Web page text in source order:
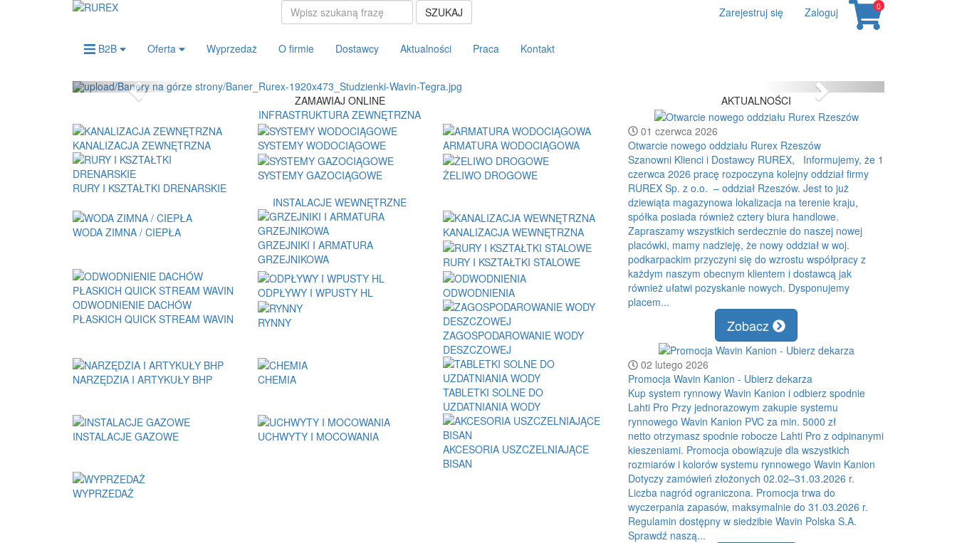
SZUKAJ 0
Zarejestruj się Zaloguj
B2B Oferta Wyprzedaż O firmie Dostawcy Aktualności Praca Kontakt
Previous Next
ZAMAWIAJ ONLINE
INFRASTRUKTURA ZEWNĘTRZNA
KANALIZACJA ZEWNĘTRZNA SYSTEMY WODOCIĄGOWE ARMATURA WODOCIĄGOWA
RURY I KSZTAŁTKI DRENARSKIE
SYSTEMY GAZOCIĄGOWE
ŻELIWO DROGOWE
INSTALACJE WEWNĘTRZNE
WODA ZIMNA / CIEPŁA
GRZEJNIKI I ARMATURA
GRZEJNIKOWA
KANALIZACJA WEWNĘTRZNA
RURY I KSZTAŁTKI STALOWE
ODWODNIENIE DACHÓW
PŁASKICH QUICK STREAM WAVIN
ODPŁYWY I WPUSTY HL ODWODNIENIA
RYNNY
ZAGOSPODAROWANIE WODY
DESZCZOWEJ
NARZĘDZIA I ARTYKUŁY BHP
CHEMIA
TABLETKI SOLNE DO
UZDATNIANIA WODY
INSTALACJE GAZOWE
UCHWYTY I MOCOWANIA
AKCESORIA USZCZELNIAJĄCE
BISAN
WYPRZEDAŻ
AKTUALNOŚCI
01 czerwca 2026
Otwarcie nowego oddziału Rurex Rzeszów
Szanowni Klienci i Dostawcy RUREX, Informujemy, że 1
czerwca 2026 pracę rozpoczyna kolejny oddział firmy
RUREX Sp. z o.o. – oddział Rzeszów. Jest to już
dziewiąta magazynowa lokalizacja na terenie kraju,
spółka posiada również cztery biura handlowe.
Zapraszamy wszystkich serdecznie do naszej nowej
placówki, mamy nadzieję, że nowy oddział w woj.
podkarpackim przyczyni się do wzrostu współpracy z
każdym naszym obecnym klientem i dostawcą jak
również ułatwi pozyskanie nowych. Dysponujemy
placem...
Zobacz
02 lutego 2026
Promocja Wavin Kanion - Ubierz dekarza
Kup system rynnowy Wavin Kanion i odbierz spodnie
Lahti Pro Przy jednorazowym zakupie systemu
rynnowego Wavin Kanion PVC za min. 5000 zł
netto otrzymasz spodnie robocze Lahti Pro z odpinanymi
kieszeniami. Promocja obowiązuje dla wszystkich
rozmiarów i kolorów systemu rynnowego Wavin Kanion
Dotyczy zamówień złożonych 02.02–31.03.2026 r.
Liczba nagród ograniczona. Promocja trwa do
wyczerpania zapasów, maksymalnie do 31.03.2026 r.
Regulamin dostępny w siedzibie Wavin Polska S.A.
Sprawdź naszą...